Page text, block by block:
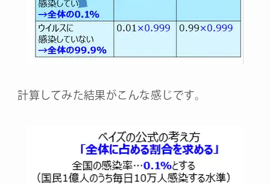
計算してみた結果がこんな感じです。